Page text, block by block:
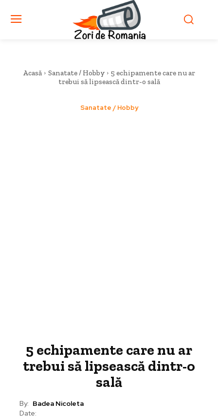
Acasă Sanatate / Hobby
5 echipamente care nu ar
trebui să lipsească dintr-o sală
Sanatate / Hobby
5 echipamente care nu ar
trebui să lipsească dintr-o
sală
By: Badea Nicoleta
Date: